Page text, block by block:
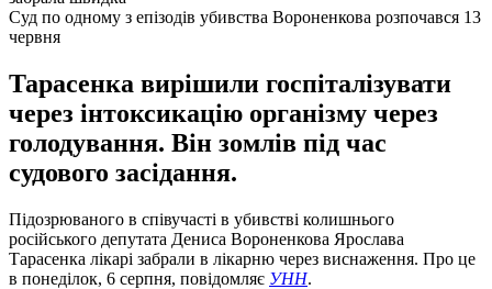
Суд по одному з епізодів убивства Вороненкова розпочався 13
червня
Тарасенка вирішили госпіталізувати
через інтоксикацію організму через
голодування. Він зомлів під час
судового засідання.
Підозрюваного в співучасті в убивстві колишнього
російського депутата Дениса Вороненкова Ярослава
Тарасенка лікарі забрали в лікарню через виснаження. Про це
в понеділок, 6 серпня, повідомляє УНН.